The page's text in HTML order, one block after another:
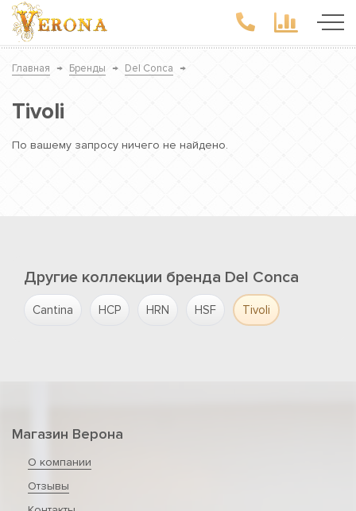
Главная → Бренды → Del Conca →
Tivoli
По вашему запросу ничего не найдено.
Другие коллекции бренда Del Conca
Cantina HCP HRN HSF Tivoli
Магазин Верона
О компании
Отзывы